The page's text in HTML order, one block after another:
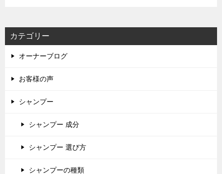
カテゴリー
オーナーブログ
お客様の声
シャンプー
シャンプー 成分
シャンプー 選び方
シャンプーの種類